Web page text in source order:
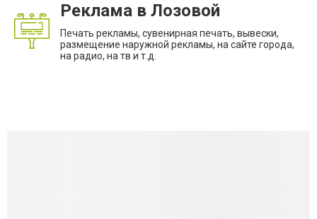
Реклама в Лозовой
Печать рекламы, сувенирная печать, вывески,
размещение наружной рекламы, на сайте города,
на радио, на тв и т.д.